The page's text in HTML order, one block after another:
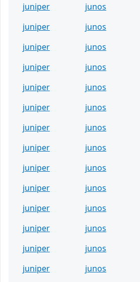
juniper
junos
juniper
junos
juniper
junos
juniper
junos
juniper
junos
juniper
junos
juniper
junos
juniper
junos
juniper
junos
juniper
junos
juniper
junos
juniper
junos
juniper
junos
juniper
junos